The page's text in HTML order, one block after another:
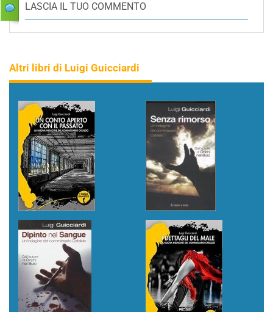
LASCIA IL TUO COMMENTO
Altri libri di Luigi Guicciardi